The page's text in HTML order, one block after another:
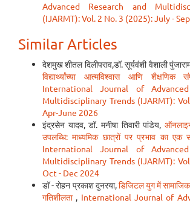
Advanced Research and
(IJARMT): Vol. 2 No. 3 (2025): July -
Similar Articles
देशमुख शीतल दिलीपराव,डॉ. सूर्यवंशी वैशाली
विद्यार्थ्यांच्या आत्मविश्वास आणि शैक्षणिक
International Journal of
Multidisciplinary Trends (IJARMT):
Apr-June 2026
इंद्रसेन यादव, डॉ. मनीषा तिवारी पांडेय,
उपलब्धि: माध्यमिक छात्रों पर प्रभाव का एक
International Journal of
Multidisciplinary Trends (IJARMT):
Oct - Dec 2024
डॉ - रोहन प्रकाश दुनरया,डिजिटल युग में
गतिशीलता , International Journal of